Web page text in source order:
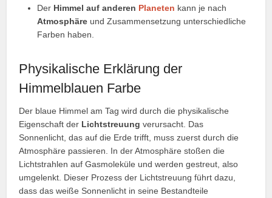
Der Himmel auf anderen Planeten kann je nach
Atmosphäre und Zusammensetzung unterschiedliche
Farben haben.
Physikalische Erklärung der
Himmelblauen Farbe
Der blaue Himmel am Tag wird durch die physikalische
Eigenschaft der Lichtstreuung verursacht. Das
Sonnenlicht, das auf die Erde trifft, muss zuerst durch die
Atmosphäre passieren. In der Atmosphäre stoßen die
Lichtstrahlen auf Gasmoleküle und werden gestreut, also
umgelenkt. Dieser Prozess der Lichtstreuung führt dazu,
dass das weiße Sonnenlicht in seine Bestandteile